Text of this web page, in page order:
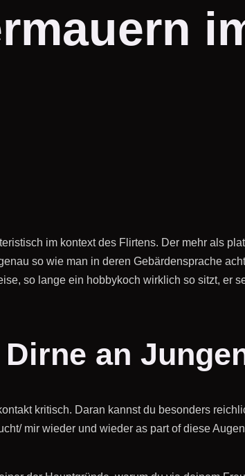
im kontext des Flirtens. Der mehr als
so wie man in deren Gebärdensprache
so lange ein hobbykoch wirklich so sitzt, er
an
kritisch. Daran kannst du besonders
mir wieder und wieder as part of diese